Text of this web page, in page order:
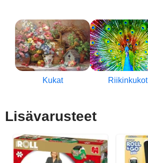
Kukat Riikinkukot
Lisävarusteet